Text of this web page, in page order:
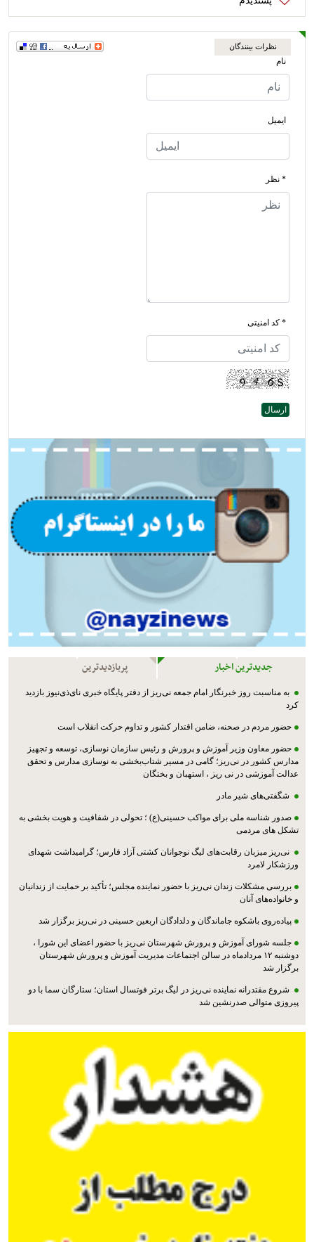
نظرات بینندگان
نام
ایمیل
* نظر
* کد امنیتی
جدیدترین اخبار پربازدیدترین
به مناسبت روز خبرنگار امام جمعه نی‌ریز از دفتر پایگاه خبری نای‌ذی‌نیوز بازدید
کرد
حضور مردم در صحنه، ضامن اقتدار کشور و تداوم حرکت انقلاب است
حضور معاون وزیر آموزش و پرورش و رئیس سازمان نوسازی، توسعه و تجهیز
مدارس کشور در نی‌ریز؛ گامی در مسیر شتاب‌بخشی به نوسازی مدارس و تحقق
عدالت آموزشی در نی ریز ، استهبان و بختگان
شگفتی‌های شیر مادر
صدور شناسه ملی برای مواکب حسینی(ع) ؛ تحولی در شفافیت و هویت بخشی به
تشکل های مردمی
نی‌ریز میزبان رقابت‌های لیگ نوجوانان کشتی آزاد فارس؛ گرامیداشت شهدای
ورزشکار لامرد
بررسی مشکلات زندان نی‌ریز با حضور نماینده مجلس؛ تأکید بر حمایت از زندانیان
و خانواده‌های آنان
پیاده‌روی باشکوه جاماندگان و دلدادگان اربعین حسینی در نی‌ریز برگزار شد
جلسه شورای آموزش و پرورش شهرستان نی‌ریز با حضور اعضای این شورا ،
دوشنبه ۱۲ مردادماه در سالن اجتماعات مدیریت آموزش و پرورش شهرستان
برگزار شد
شروع مقتدرانه نماینده نی‌ریز در لیگ برتر فوتسال استان؛ ستارگان سما با دو
پیروزی متوالی صدرنشین شد